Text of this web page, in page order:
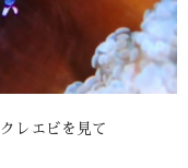
レエビを見て